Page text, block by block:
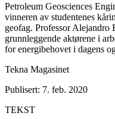
Petroleum Geosciences
vinneren av studentenes
geofag. Professor Alejandro
grunnleggende aktørene i
for energibehovet i dagens
Tekna Magasinet
Publisert: 7. feb. 2020
TEKST